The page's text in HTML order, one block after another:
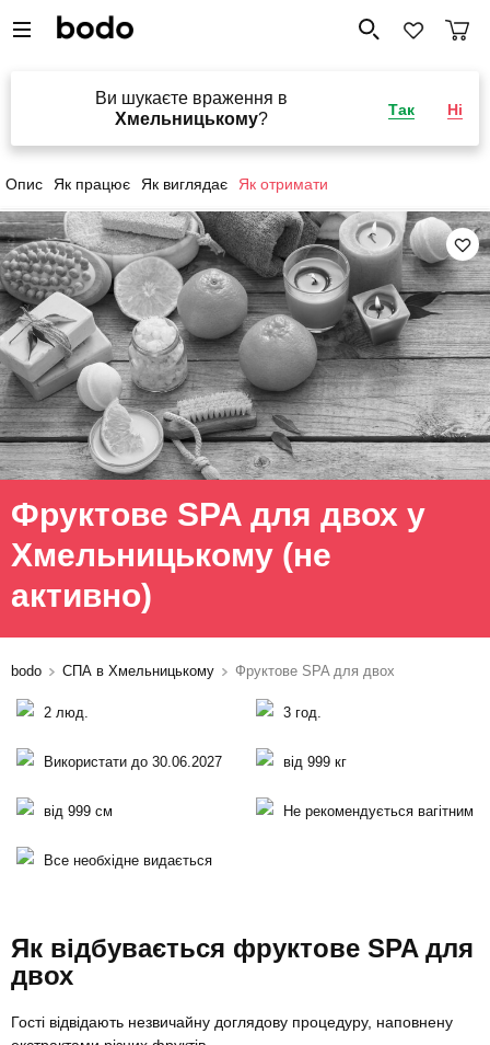
Ви шукаєте враження в
Хмельницькому?
Так Ні
Опис Як працює Як виглядає Як отримати
Фруктове SPA для двох у
Хмельницькому (не
активно)
bodo СПА в Хмельницькому Фруктове SPA для двох
2 люд. 3 год.
Використати до 30.06.2027 від 999 кг
від 999 см Не рекомендується вагітним
Все необхідне видається
Як відбувається фруктове SPA для
двох
Гості відвідають незвичайну доглядову процедуру, наповнену